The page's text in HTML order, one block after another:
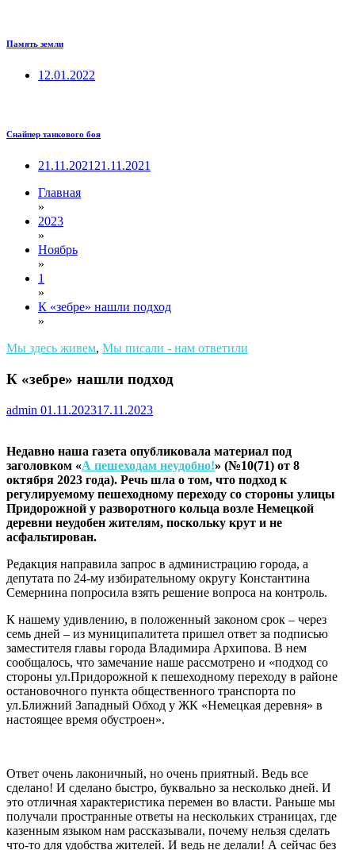
Память земли
12.01.2022
Снайпер танкового боя
21.11.2021 21.11.2021
Главная
»
2023
»
Ноябрь
»
1
»
К «зебре» нашли подход
»
Мы здесь живем, Мы писали - нам ответили
К «зебре» нашли подход
admin 01.11.202317.11.2023
Недавно наша газета опубликовала материал под
заголовком «А пешеходам неудобно!» (№10(71) от 8
октября 2023 года). Речь шла о том, что подход к
регулируемому пешеходному переходу со стороны улицы
Придорожной у разворотного кольца возле Немецкой
деревни неудобен жителям, поскольку крут и не
асфальтирован.
Редакция направила запрос в администрацию города, а
депутата по 24-му избирательному округу Константина
Семернина попросила взять решение вопроса на контроль.
К нашему удивлению, в положенный законом срок – через
семь дней – из муниципалитета пришел ответ за подписью
заместителя главы города Владимира Архипова. В нем
сообщалось, что замечание наше рассмотрено и «подход со
стороны ул.Придорожной к пешеходному переходу в районе
остановочного пункта общественного транспорта по
ул.Ближний Западный Обход у ЖК «Немецкая деревня» в
настоящее время обустроен».
Ответ очень лаконичный, но очень приятный. Ведь все
сделано! И сделано быстро, буквально за несколько дней. И
это отличная характеристика перемен во власти. Раньше мы
получали пространные ответы на нескольких страницах, где
казенным языком нам рассказывали, почему нельзя сделать
что-то для удобства жителей. И ведь не делали! А сейчас без